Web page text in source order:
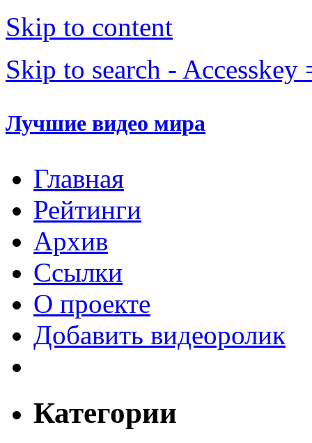
Skip to content
Skip to search - Accesskey
Лучшие видео мира
Главная
Рейтинги
Архив
Ссылки
О проекте
Добавить видеоролик
Категории